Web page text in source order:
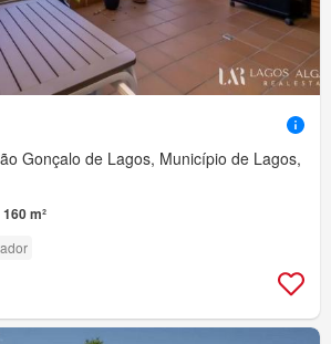
Gonçalo de Lagos, Município de Lagos,
160 m²